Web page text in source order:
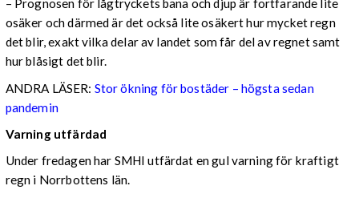
– Prognosen för lågtryckets bana och djup är fortfarande lite
osäker och därmed är det också lite osäkert hur mycket regn
det blir, exakt vilka delar av landet som får del av regnet samt
hur blåsigt det blir.
ANDRA LÄSER: Stor ökning för bostäder – högsta sedan
pandemin
Varning utfärdad
Under fredagen har SMHI utfärdat en gul varning för kraftigt
regn i Norrbottens län.